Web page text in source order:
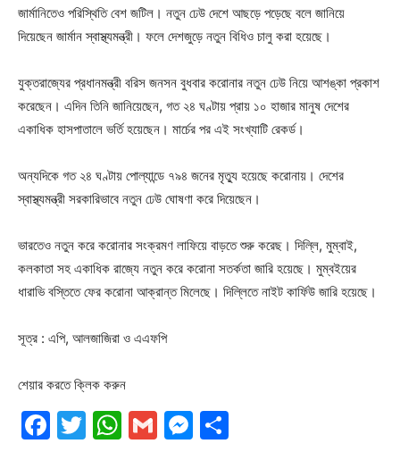
জার্মানিতেও পরিস্থিতি বেশ জটিল। নতুন ঢেউ দেশে আছড়ে পড়েছে বলে জানিয়ে
দিয়েছেন জার্মান স্বাস্থ্যমন্ত্রী। ফলে দেশজুড়ে নতুন বিধিও চালু করা হয়েছে।
যুক্তরাজ্যের প্রধানমন্ত্রী বরিস জনসন বুধবার করোনার নতুন ঢেউ নিয়ে আশঙ্কা প্রকাশ
করেছেন। এদিন তিনি জানিয়েছেন, গত ২৪ ঘণ্টায় প্রায় ১০ হাজার মানুষ দেশের
একাধিক হাসপাতালে ভর্তি হয়েছেন। মার্চের পর এই সংখ্যাটি রেকর্ড।
অন্যদিকে গত ২৪ ঘণ্টায় পোল্যান্ডে ৭৯৪ জনের মৃত্যু হয়েছে করোনায়। দেশের
স্বাস্থ্যমন্ত্রী সরকারিভাবে নতুন ঢেউ ঘোষণা করে দিয়েছেন।
ভারতেও নতুন করে করোনার সংক্রমণ লাফিয়ে বাড়তে শুরু করেছ। দিল্লি, মুম্বাই,
কলকাতা সহ একাধিক রাজ্যে নতুন করে করোনা সতর্কতা জারি হয়েছে। মুম্বইয়ের
ধারাভি বস্তিতে ফের করোনা আক্রান্ত মিলেছে। দিল্লিতে নাইট কার্ফিউ জারি হয়েছে।
সূত্র : এপি, আলজাজিরা ও এএফপি
শেয়ার করতে ক্লিক করুন
Facebook
Twitter
WhatsApp
GmailMessenger